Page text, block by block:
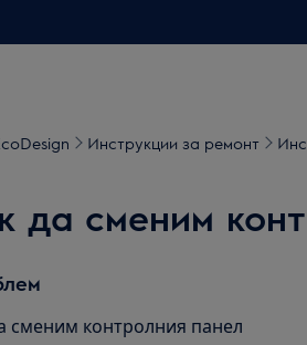
Инструкции за ремонт
да сменим
сменим контролния панел